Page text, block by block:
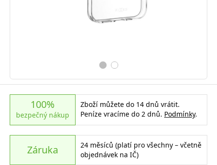
100%
bezpečný nákup
Zboží můžete do 14 dnů vrátit.
Peníze vracíme do 2 dnů. Podmínky.
Záruka
24 měsíců (platí pro všechny – včetně
objednávek na IČ)